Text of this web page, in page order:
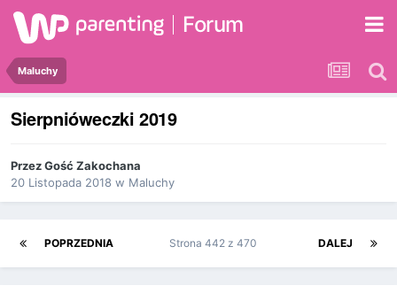
Forum
Maluchy
Sierpnióweczki 2019
Przez Gość Zakochana
20 Listopada 2018 w Maluchy
POPRZEDNIA DALEJ
Strona 442 z 470